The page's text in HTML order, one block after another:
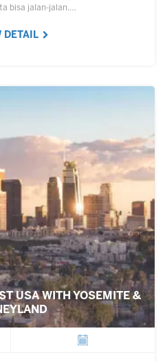
bisa jalan-jalan.…
DETAIL
USA WITH YOSEMITE &